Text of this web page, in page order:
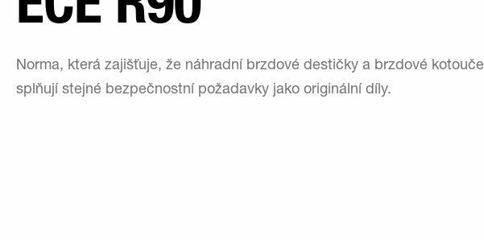
Norma, která zajišťuje, že náhradní brzdové destičky a brzdové kotouče
splňují stejné bezpečnostní požadavky jako originální díly.